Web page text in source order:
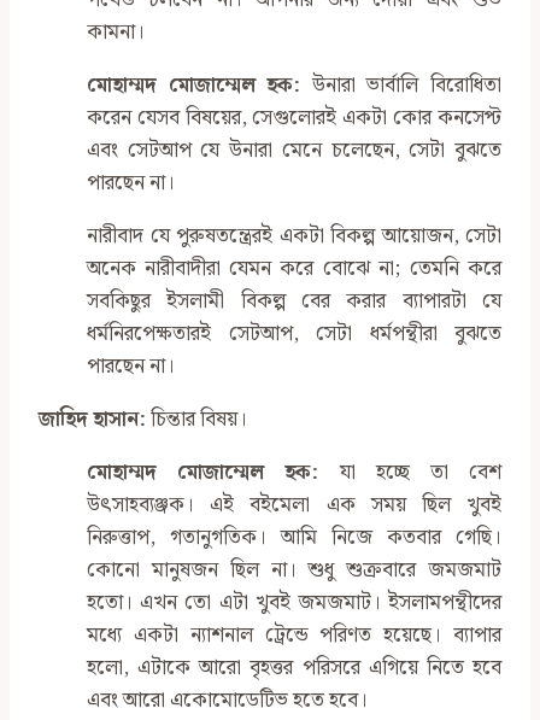
কামনা।
মোহাম্মদ মোজাম্মেল হক: উনারা ভার্বালি বিরোধিতা
করেন যেসব বিষয়ের, সেগুলোরই একটা কোর কনসেপ্ট
এবং সেটআপ যে উনারা মেনে চলেছেন, সেটা বুঝতে
পারছেন না।
নারীবাদ যে পুরুষতন্ত্রেরই একটা বিকল্প আয়োজন, সেটা
অনেক নারীবাদীরা যেমন করে বোঝে না; তেমনি করে
সবকিছুর ইসলামী বিকল্প বের করার ব্যাপারটা যে
ধর্মনিরপেক্ষতারই সেটআপ, সেটা ধর্মপন্থীরা বুঝতে
পারছেন না।
জাহিদ হাসান:চিন্তার বিষয়।
মোহাম্মদ মোজাম্মেল হক: যা হচ্ছে তা বেশ
উৎসাহব্যঞ্জক। এই বইমেলা এক সময় ছিল খুবই
নিরুত্তাপ, গতানুগতিক। আমি নিজে কতবার গেছি।
কোনো মানুষজন ছিল না। শুধু শুক্রবারে জমজমাট
হতো। এখন তো এটা খুবই জমজমাট। ইসলামপন্থীদের
মধ্যে একটা ন্যাশনাল ট্রেন্ডে পরিণত হয়েছে। ব্যাপার
হলো, এটাকে আরো বৃহত্তর পরিসরে এগিয়ে নিতে হবে
এবং আরো একোমোডেটিভ হতে হবে।